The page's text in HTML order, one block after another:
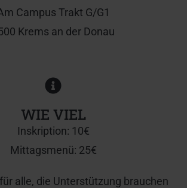
Campus Trakt G/G1
Krems an der Donau
WIE VIEL
Inskription: 10€
Mittagsmenü: 25€
alle, die Unterstützung brauchen